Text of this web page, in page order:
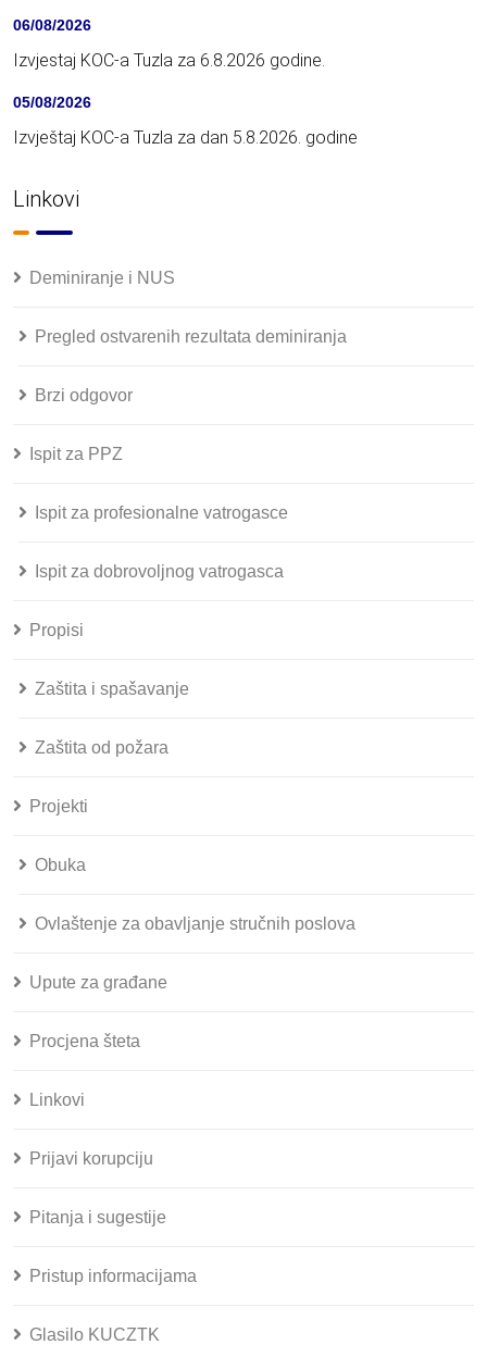
06/08/2026
Izvjestaj KOC-a Tuzla za 6.8.2026 godine.
05/08/2026
Izvještaj KOC-a Tuzla za dan 5.8.2026. godine
Linkovi
Deminiranje i NUS
Pregled ostvarenih rezultata deminiranja
Brzi odgovor
Ispit za PPZ
Ispit za profesionalne vatrogasce
Ispit za dobrovoljnog vatrogasca
Propisi
Zaštita i spašavanje
Zaštita od požara
Projekti
Obuka
Ovlaštenje za obavljanje stručnih poslova
Upute za građane
Procjena šteta
Linkovi
Prijavi korupciju
Pitanja i sugestije
Pristup informacijama
Glasilo KUCZTK